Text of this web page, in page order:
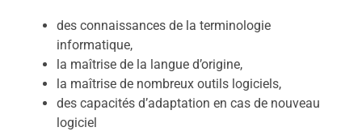
des connaissances de la terminologie
informatique,
la maîtrise de la langue d’origine,
la maîtrise de nombreux outils logiciels,
des capacités d’adaptation en cas de nouveau
logiciel